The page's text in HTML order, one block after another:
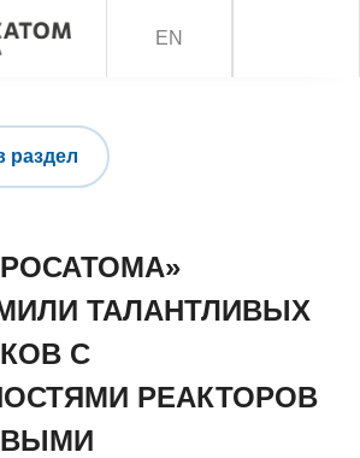
EN
раздел
ТАЛАНТЛИВЫХ
С
РЕАКТОРОВ